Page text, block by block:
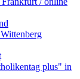
plus" in